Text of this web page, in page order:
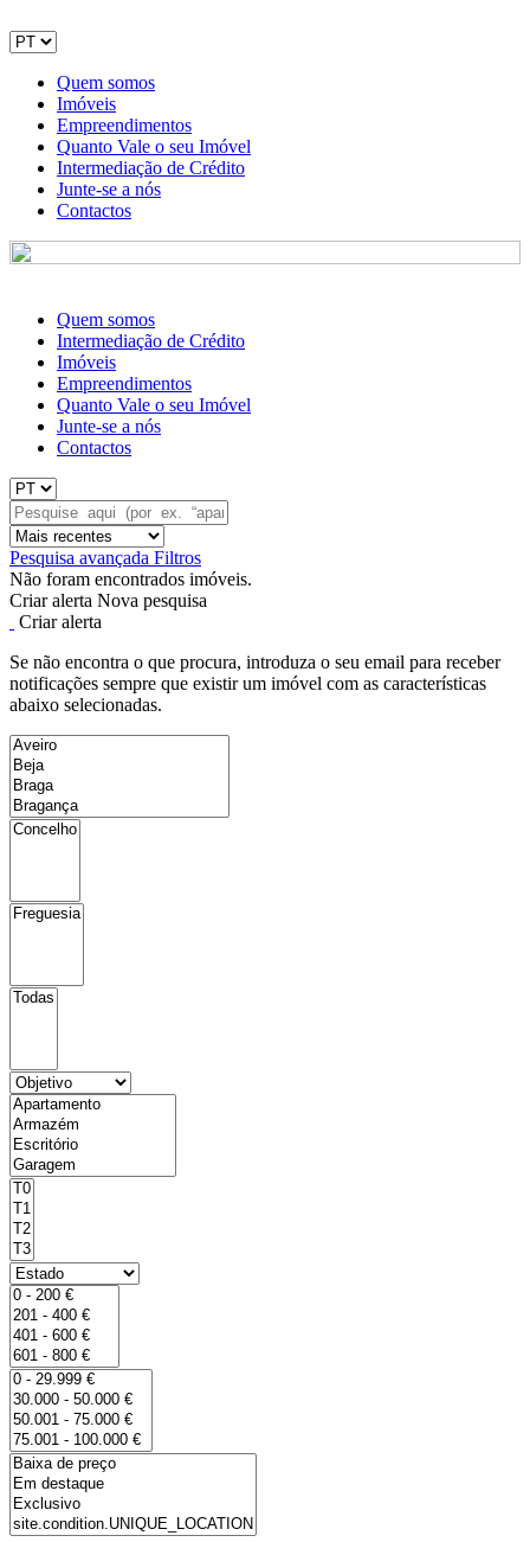
Quem somos
Imóveis
Empreendimentos
Quanto Vale o seu Imóvel
Intermediação de Crédito
Junte-se a nós
Contactos
Quem somos
Intermediação de Crédito
Imóveis
Empreendimentos
Quanto Vale o seu Imóvel
Junte-se a nós
Contactos
Pesquisa avançada Filtros
Não foram encontrados imóveis.
Criar alerta Nova pesquisa
Criar alerta
Se não encontra o que procura, introduza o seu email para receber
notificações sempre que existir um imóvel com as características
abaixo selecionadas.